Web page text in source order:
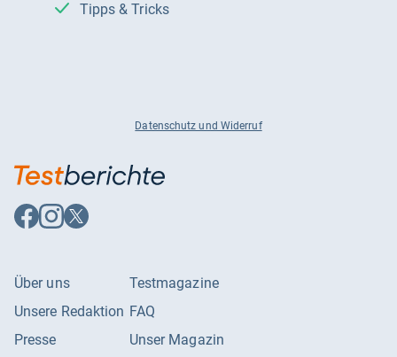
Tipps & Tricks
Datenschutz und Widerruf
Auf
Facebook
Auf
Instagram
Auf
X
Über uns
Unsere Redaktion
Presse
Testmagazine
FAQ
Unser Magazin